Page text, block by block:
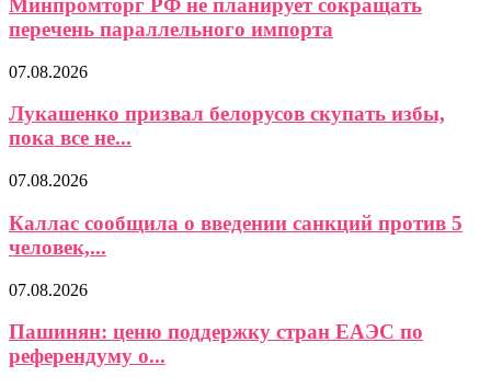
Минпромторг РФ не планирует сокращать
перечень параллельного импорта
07.08.2026
Лукашенко призвал белорусов скупать избы,
пока все не...
07.08.2026
Каллас сообщила о введении санкций против 5
человек,...
07.08.2026
Пашинян: ценю поддержку стран ЕАЭС по
референдуму о...